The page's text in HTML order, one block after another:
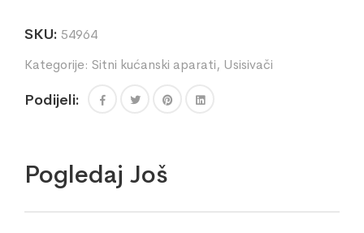
SKU: 54964
Kategorije: Sitni kućanski aparati, Usisivači
Podijeli:
Pogledaj Još